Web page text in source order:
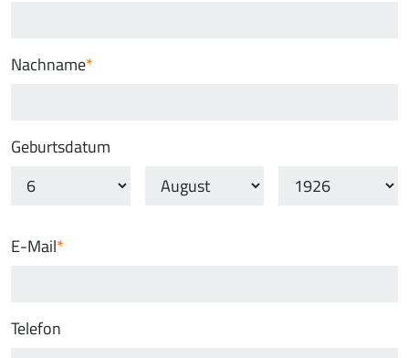
Nachname
Geburtsdatum
E-Mail
Telefon